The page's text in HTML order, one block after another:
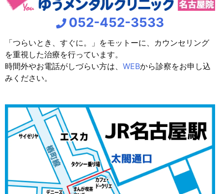
052-452-3533
「つらいとき、すぐに。」をモットーに、カウンセリング
を重視した治療を行っています。
時間外やお電話がしづらい方は、 WEBから診察をお申し込
みください。